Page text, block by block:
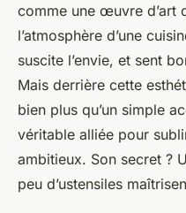
comme une œuvre d’art
l’atmosphère d’une
suscite l’envie, et sent
Mais derrière cette
bien plus qu’un simple
véritable alliée pour
ambitieux. Son secret ?
peu d’ustensiles